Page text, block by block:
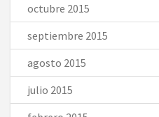
octubre 2015
septiembre 2015
agosto 2015
julio 2015